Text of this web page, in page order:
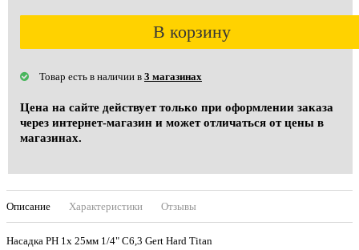
В корзину
Товар есть в наличии в 3 магазинах
Цена на сайте действует только при оформлении заказа
через интернет-магазин и может отличаться от цены в
магазинах.
Описание Характеристики Отзывы
Насадка PH 1х 25мм 1/4" C6,3 Gert Hard Titan